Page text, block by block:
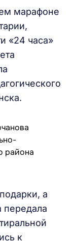
марафоне
«24 часа»
а
передала
к